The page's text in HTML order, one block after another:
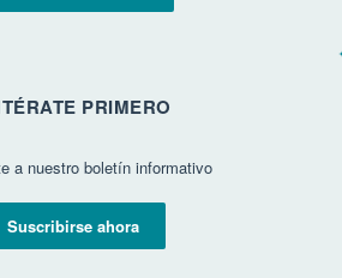
PRIMERO
a nuestro boletín informativo
Suscribirse ahora